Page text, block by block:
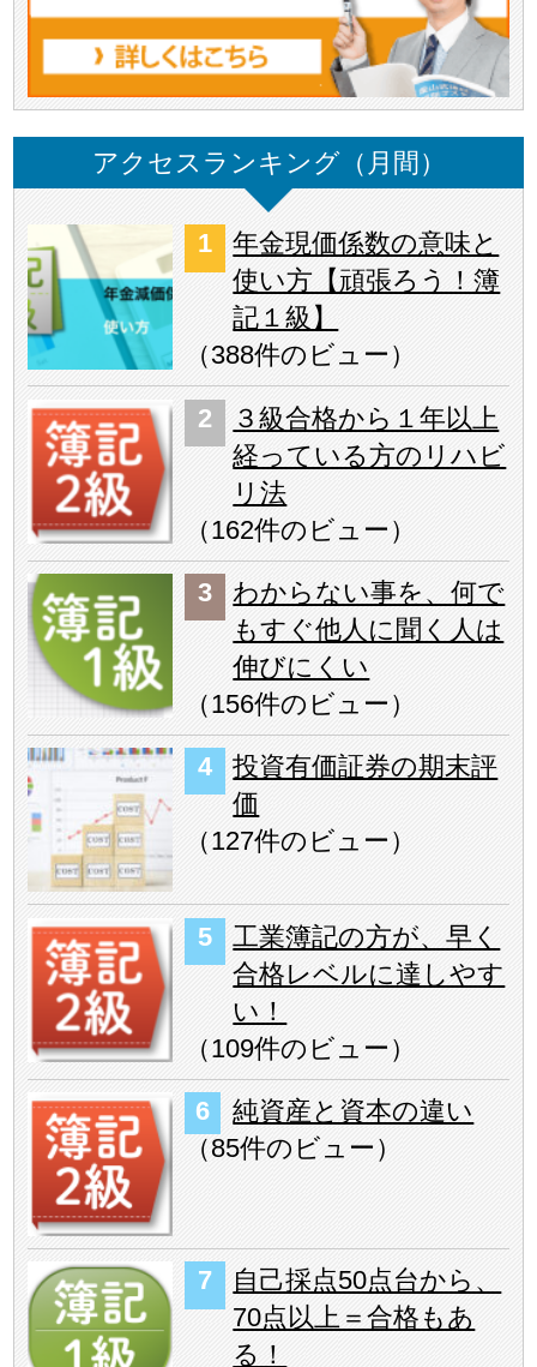
アクセスランキング（月間）
年金現価係数の意味と
使い方【頑張ろう！簿
記１級】
（388件のビュー ）
３級合格から１年以上
経っている方のリハビ
リ法
（162件のビュー ）
わからない事を、何で
もすぐ他人に聞く人は
伸びにくい
（156件のビュー ）
投資有価証券の期末評
価
（127件のビュー ）
工業簿記の方が、早く
合格レベルに達しやす
い！
（109件のビュー ）
純資産と資本の違い
（85件のビュー ）
自己採点50点台から、
70点以上＝合格もあ
る！